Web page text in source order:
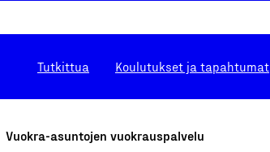
Tutkittua Koulutukset ja tapahtumat
Vuokra-asuntojen vuokrauspalvelu